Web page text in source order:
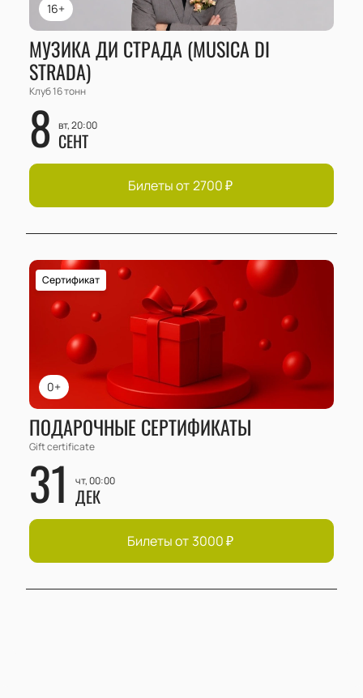
16+
МУЗИКА ДИ СТРАДА (MUSICA DI
STRADA)
Клуб 16 тонн
8 вт, 20:00
СЕНТ
Билеты от 2700₽
0+
Сертификат
ПОДАРОЧНЫЕ СЕРТИФИКАТЫ
Gift certificate
31 чт, 00:00
ДЕК
Билеты от 3000₽